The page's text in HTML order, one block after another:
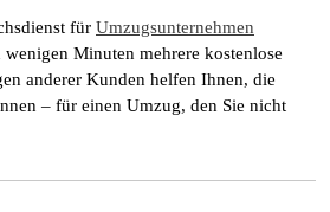
für Umzugsunternehmen
Minuten mehrere kostenlose
anderer Kunden helfen Ihnen, die
– für einen Umzug, den Sie nicht